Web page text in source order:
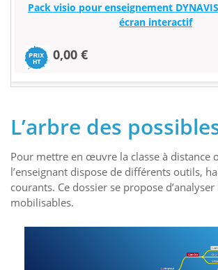
Pack visio pour enseignement
écran interactif
0,00 €
L’arbre des
Pour mettre en œuvre la classe à distance
l’enseignant dispose de différents outils,
courants. Ce dossier se propose
mobilisables.